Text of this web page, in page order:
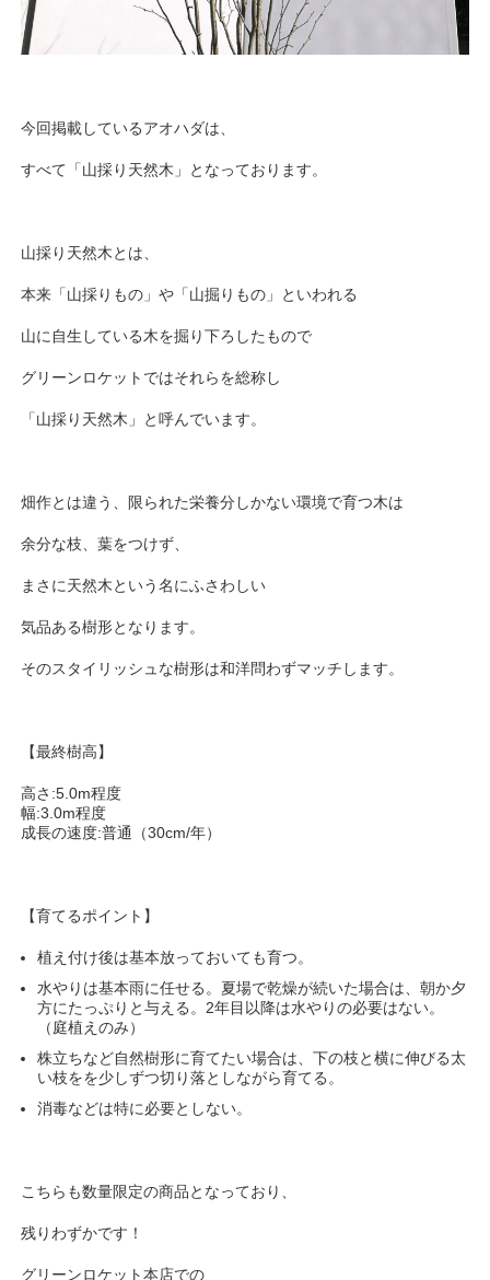
今回掲載しているアオハダは、
すべて「山採り天然木」となっております。
山採り天然木とは、
本来「山採りもの」や「山掘りもの」といわれる
山に自生している木を掘り下ろしたもので
グリーンロケットではそれらを総称し
「山採り天然木」と呼んでいます。
畑作とは違う、限られた栄養分しかない環境で育つ木は
余分な枝、葉をつけず、
まさに天然木という名にふさわしい
気品ある樹形となります。
そのスタイリッシュな樹形は和洋問わずマッチします。
【最終樹高】
高さ:5.0m程度
幅:3.0m程度
成長の速度:普通（30cm/年）
【育てるポイント】
植え付け後は基本放っておいても育つ。
水やりは基本雨に任せる。夏場で乾燥が続いた場合は、朝か夕
方にたっぷりと与える。2年目以降は水やりの必要はない。
（庭植えのみ）
株立ちなど自然樹形に育てたい場合は、下の枝と横に伸びる太
い枝をを少しずつ切り落としながら育てる。
消毒などは特に必要としない。
こちらも数量限定の商品となっており、
残りわずかです！
グリーンロケット本店での